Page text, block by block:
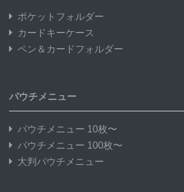
ポケットフォルダー
カードキーケース
ペン＆カードフォルダー
パウチメニュー
パウチメニュー 10枚〜
パウチメニュー 100枚〜
大判パウチメニュー